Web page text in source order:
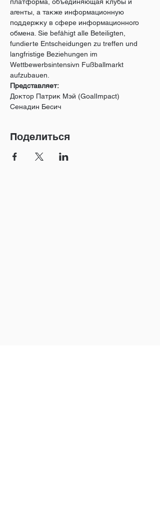
агенты, а также информационную
поддержку в сфере информационного
обмена. Sie befähigt alle Beteiligten,
fundierte Entscheidungen zu treffen und
langfristige Beziehungen im
Wettbewerbsintensivn Fußballmarkt
aufzubauen.
Представляет:
Доктор Патрик Мэй (GoalImpact)
Сенадин Бесич
Поделиться